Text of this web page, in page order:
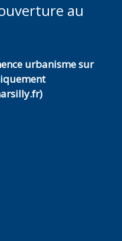
au
urbanisme sur